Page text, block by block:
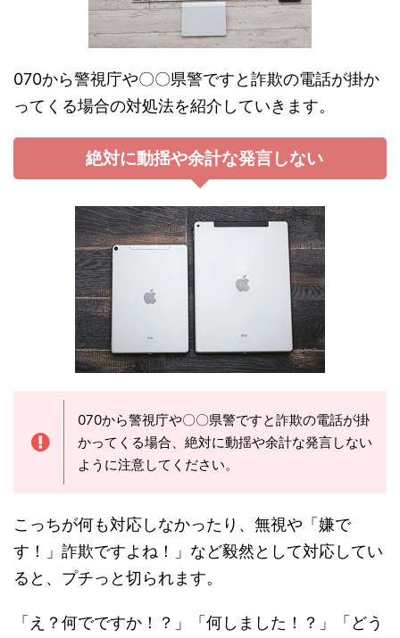
070から警視庁や〇〇県警ですと詐欺の電話が掛か
ってくる場合の対処法を紹介していきます。
絶対に動揺や余計な発言しない
070から警視庁や〇〇県警ですと詐欺の電話が掛
かってくる場合、絶対に動揺や余計な発言しない
ように注意してください。
こっちが何も対応しなかったり、無視や「嫌で
す！」詐欺ですよね！」など毅然として対応してい
ると、プチっと切られます。
「え？何でですか！？」「何しました！？」「どう